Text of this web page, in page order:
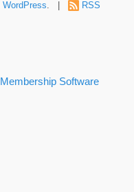
WordPress. | RSS
Membership Software